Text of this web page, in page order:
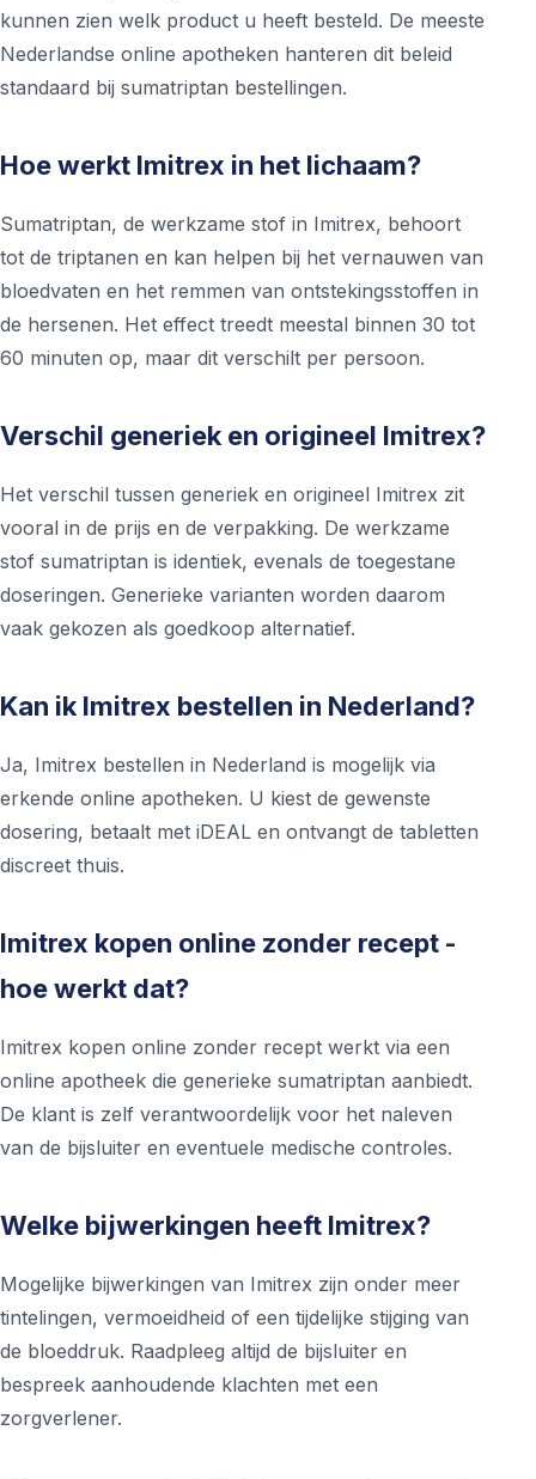
kunnen zien welk product u heeft besteld. De meeste
Nederlandse online apotheken hanteren dit beleid
standaard bij sumatriptan bestellingen.
Hoe werkt Imitrex in het lichaam?
Sumatriptan, de werkzame stof in Imitrex, behoort
tot de triptanen en kan helpen bij het vernauwen van
bloedvaten en het remmen van ontstekingsstoffen in
de hersenen. Het effect treedt meestal binnen 30 tot
60 minuten op, maar dit verschilt per persoon.
Verschil generiek en origineel Imitrex?
Het verschil tussen generiek en origineel Imitrex zit
vooral in de prijs en de verpakking. De werkzame
stof sumatriptan is identiek, evenals de toegestane
doseringen. Generieke varianten worden daarom
vaak gekozen als goedkoop alternatief.
Kan ik Imitrex bestellen in Nederland?
Ja, Imitrex bestellen in Nederland is mogelijk via
erkende online apotheken. U kiest de gewenste
dosering, betaalt met iDEAL en ontvangt de tabletten
discreet thuis.
Imitrex kopen online zonder recept -
hoe werkt dat?
Imitrex kopen online zonder recept werkt via een
online apotheek die generieke sumatriptan aanbiedt.
De klant is zelf verantwoordelijk voor het naleven
van de bijsluiter en eventuele medische controles.
Welke bijwerkingen heeft Imitrex?
Mogelijke bijwerkingen van Imitrex zijn onder meer
tintelingen, vermoeidheid of een tijdelijke stijging van
de bloeddruk. Raadpleeg altijd de bijsluiter en
bespreek aanhoudende klachten met een
zorgverlener.